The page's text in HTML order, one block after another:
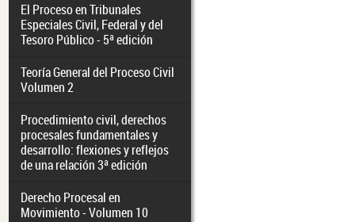
El Proceso en Tribunales
Especiales Civil, Federal y del
Tesoro Público - 5ª edición
Teoría General del Proceso Civil
Volumen 2
Procedimiento civil, derechos
procesales fundamentales y
desarrollo: flexiones y reflejos
de una relación 3ª edición
Derecho Procesal en
Movimiento - Volumen 10